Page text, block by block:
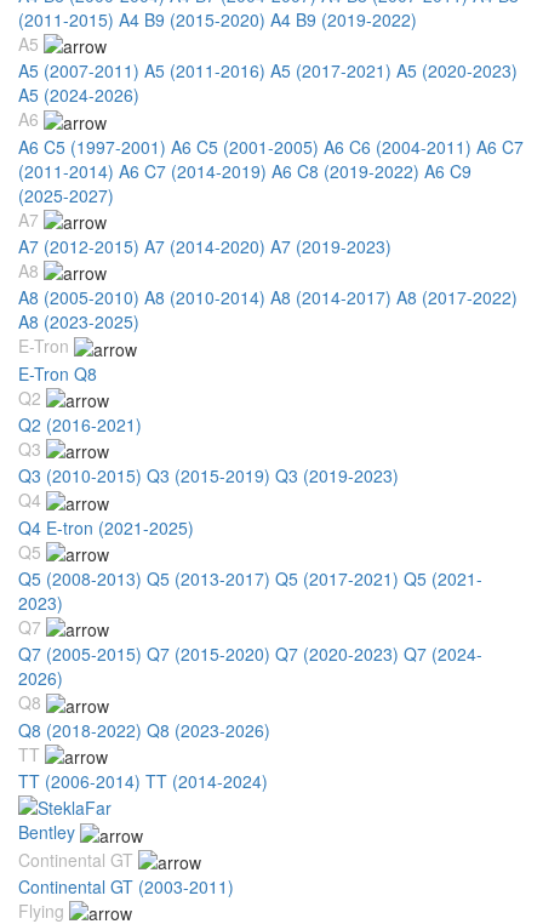
(2011-2015) A4 B9 (2015-2020) A4 B9 (2019-2022)
A5
A5 (2007-2011) A5 (2011-2016) A5 (2017-2021) A5 (2020-2023)
A5 (2024-2026)
A6
A6 C5 (1997-2001) A6 C5 (2001-2005) A6 C6 (2004-2011) A6 C7
(2011-2014) A6 C7 (2014-2019) A6 C8 (2019-2022) A6 C9
(2025-2027)
A7
A7 (2012-2015) A7 (2014-2020) A7 (2019-2023)
A8
A8 (2005-2010) A8 (2010-2014) A8 (2014-2017) A8 (2017-2022)
A8 (2023-2025)
E-Tron
E-Tron Q8
Q2
Q2 (2016-2021)
Q3
Q3 (2010-2015) Q3 (2015-2019) Q3 (2019-2023)
Q4
Q4 E-tron (2021-2025)
Q5
Q5 (2008-2013) Q5 (2013-2017) Q5 (2017-2021) Q5 (2021-
2023)
Q7
Q7 (2005-2015) Q7 (2015-2020) Q7 (2020-2023) Q7 (2024-
2026)
Q8
Q8 (2018-2022) Q8 (2023-2026)
TT
TT (2006-2014) TT (2014-2024)
Bentley
Continental GT
Continental GT (2003-2011)
Flying